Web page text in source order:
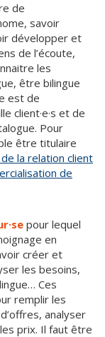
de
savoir
développer et
de l’écoute,
les
être bilingue
est de
client·e·s et de
Pour
être titulaire
la relation client
de
pour lequel
en
créer et
les besoins,
Ces
remplir les
analyser
prix. Il faut être